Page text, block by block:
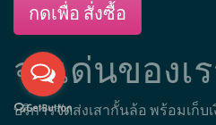
กดเพื่อ สั่งซื้อ
จุดเด่นของเ
บริการจัดส่งเสากั้นล้อ พร้อมเก็บ